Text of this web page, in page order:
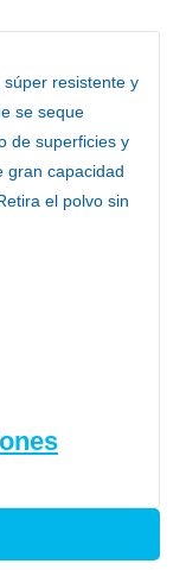
súper resistente y
se seque
de superficies y
gran capacidad
el polvo sin